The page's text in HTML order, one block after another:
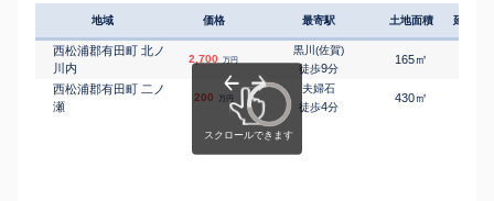
地域 価格 最寄駅 土地面積 延床面
西松浦郡有田町 北ノ
川内
2,700 万円
黒川(佐賀)
徒歩9分
165㎡
西松浦郡有田町 二ノ
瀬
200 万円
夫婦石
徒歩4分
430㎡